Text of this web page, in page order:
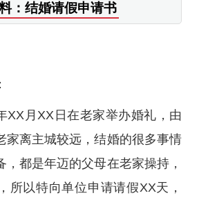
：结婚请假申请书
XX月XX日在老家举办婚礼，由
家离主城较远，结婚的很多事情
，都是年迈的父母在老家操持，
所以特向单位申请请假XX天，